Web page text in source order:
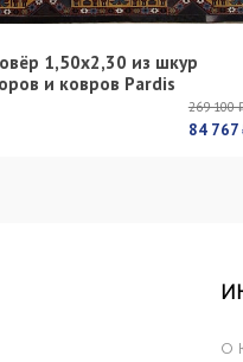
1,50х2,30 из шкур
и ковров Pardis
269 100
84 767
О